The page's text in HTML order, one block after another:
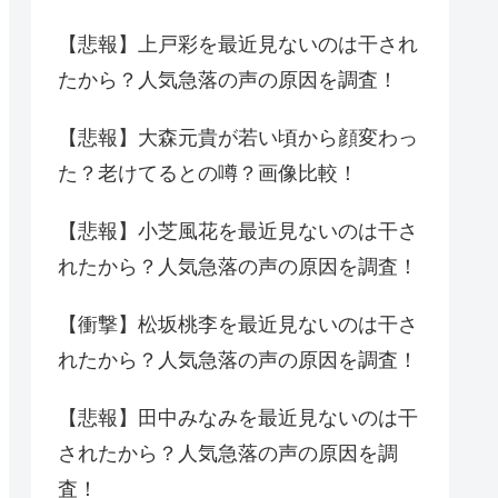
【悲報】上戸彩を最近見ないのは干され
たから？人気急落の声の原因を調査！
【悲報】大森元貴が若い頃から顔変わっ
た？老けてるとの噂？画像比較！
【悲報】小芝風花を最近見ないのは干さ
れたから？人気急落の声の原因を調査！
【衝撃】松坂桃李を最近見ないのは干さ
れたから？人気急落の声の原因を調査！
【悲報】田中みなみを最近見ないのは干
されたから？人気急落の声の原因を調
査！